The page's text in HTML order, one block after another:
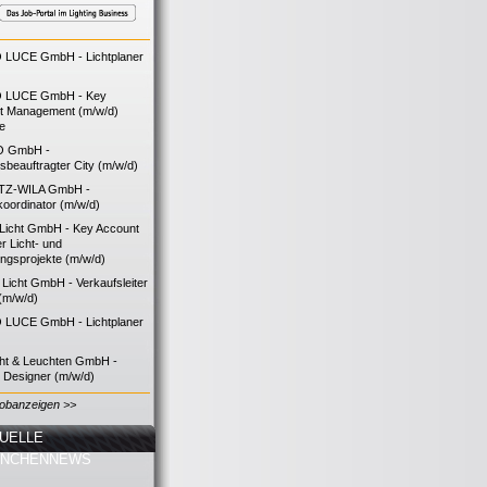
LUCE GmbH - Lichtplaner
LUCE GmbH - Key
Management (m/w/d)
GmbH -
City (m/w/d)
WILA GmbH -
(m/w/d)
GmbH - Key Account
Licht- und
(m/w/d)
GmbH - Verkaufsleiter
w/d)
LUCE GmbH - Lichtplaner
& Leuchten GmbH -
Designer (m/w/d)
>>